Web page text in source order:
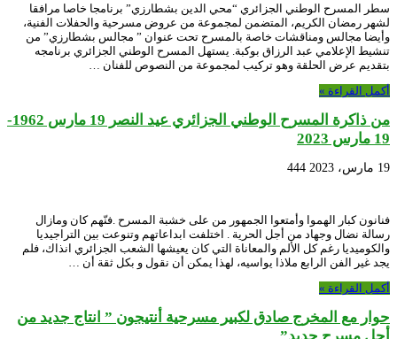
سطر المسرح الوطني الجزائري “محي الدين بشطارزي” برنامجا خاصا مرافقا
لشهر رمضان الكريم، المتضمن لمجموعة من عروض مسرحية والحفلات الفنية،
وأيضا مجالس ومناقشات خاصة بالمسرح تحت عنوان ” مجالس بشطارزي” من
تنشيط الإعلامي عبد الرزاق بوكبة. يستهل المسرح الوطني الجزائري برنامجه
بتقديم عرض الحلقة وهو تركيب لمجموعة من النصوص للفنان …
أكمل القراءة »
من ذاكرة المسرح الوطني الجزائري عيد النصر 19 مارس 1962-
19 مارس 2023
19 مارس، 2023 444
فنانون كبار الهموا وأمتعوا الجمهور من على خشبة المسرح .فنّهم كان ومازال
رسالة نضال وجهاد من أجل الحرية . اختلفت ابداعاتهم وتنوعت بين التراجيديا
والكوميديا رغم كل الألم والمعاناة التي كان يعيشها الشعب الجزائري انذاك، فلم
يجد غير الفن الرابع ملاذا يواسيه، لهذا يمكن أن نقول و بكل ثقة أن …
أكمل القراءة »
حوار مع المخرج صادق لكبير مسرحية أنتيجون ” انتاج جديد من